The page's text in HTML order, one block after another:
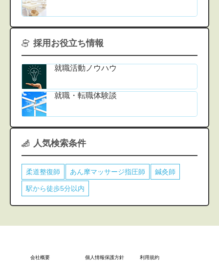
採用お役立ち情報
就職活動ノウハウ
就職・転職体験談
人気検索条件
柔道整復師 あん摩マッサージ指圧師 鍼灸師
駅から徒歩5分以内
会社概要 個人情報保護方針 利用規約